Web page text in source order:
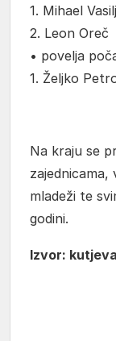
1. Mihael Vasilj
2. Leon Oreč
• povelja
1. Željko
Na kraju se
mladeži te
godini.
Izvor: